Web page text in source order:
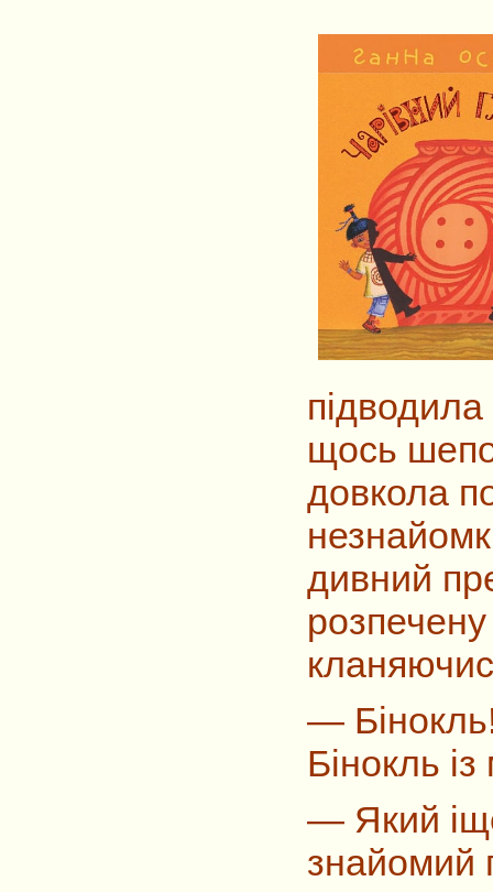
щось
довкола
дивний
—
Бінокль
— Який
знайомий